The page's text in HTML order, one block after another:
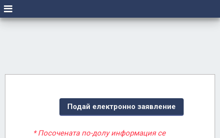
Подай електронно заявление
* Посочената по-долу информация се